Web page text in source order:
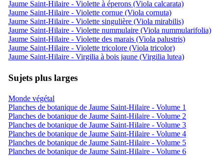
Jaume Saint-Hilaire - Violette à éperons (Viola calcarata)
Jaume Saint-Hilaire - Violette cornue (Viola cornuta)
Jaume Saint-Hilaire - Violette singulière (Viola mirabilis)
Jaume Saint-Hilaire - Violette nummulaire (Viola nummularifolia)
Jaume Saint-Hilaire - Violette des marais (Viola palustris)
Jaume Saint-Hilaire - Violette tricolore (Viola tricolor)
Jaume Saint-Hilaire - Virgilia à bois jaune (Virgilia lutea)
Sujets plus larges
Monde végétal
Planches de botanique de Jaume Saint-Hilaire - Volume 1
Planches de botanique de Jaume Saint-Hilaire - Volume 2
Planches de botanique de Jaume Saint-Hilaire - Volume 3
Planches de botanique de Jaume Saint-Hilaire - Volume 4
Planches de botanique de Jaume Saint-Hilaire - Volume 5
Planches de botanique de Jaume Saint-Hilaire - Volume 6